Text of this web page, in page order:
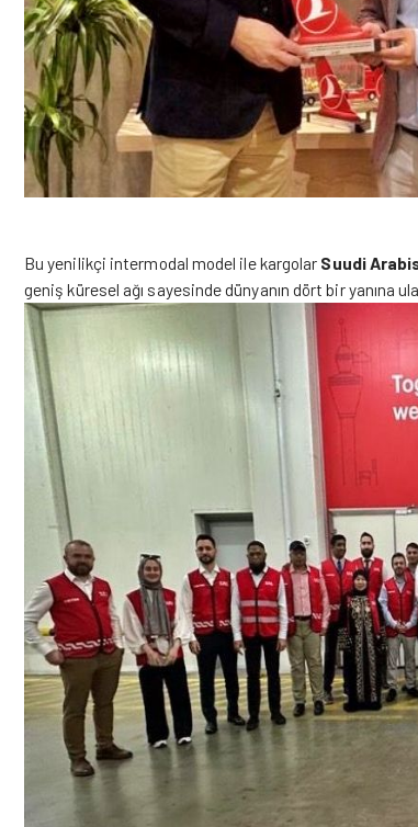
Bu yenilikçi intermodal model ile kargolar Suudi
geniş küresel ağı sayesinde dünyanın dört bir yanına